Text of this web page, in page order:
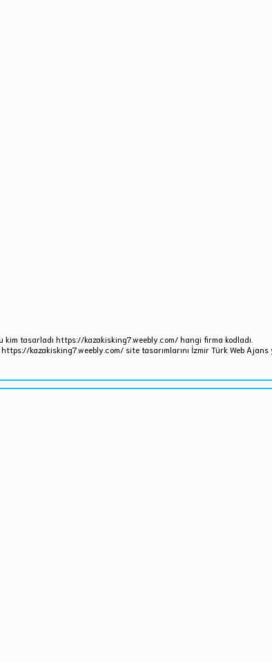
tasarladı https://kazakisking7.weebly.com/ hangi firma kodladı.
kazakisking7.weebly.com/ site tasarımlarını İzmir Türk Web Ajans